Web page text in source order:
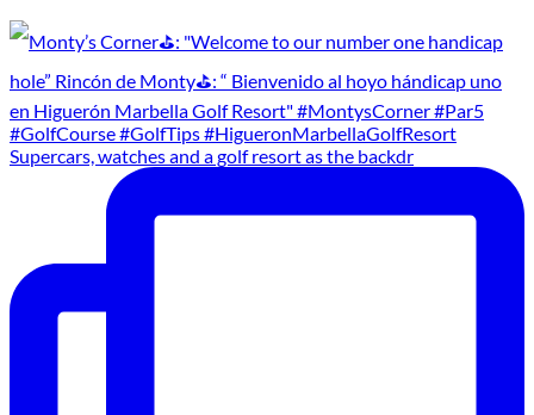
Supercars, watches and a golf resort as the backdr